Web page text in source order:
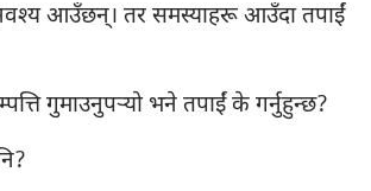
आउँछन्‌। तर समस्याहरू आउँदा तपाईं
गुमाउनुपऱ्यो भने तपाईं के गर्नुहुन्छ?